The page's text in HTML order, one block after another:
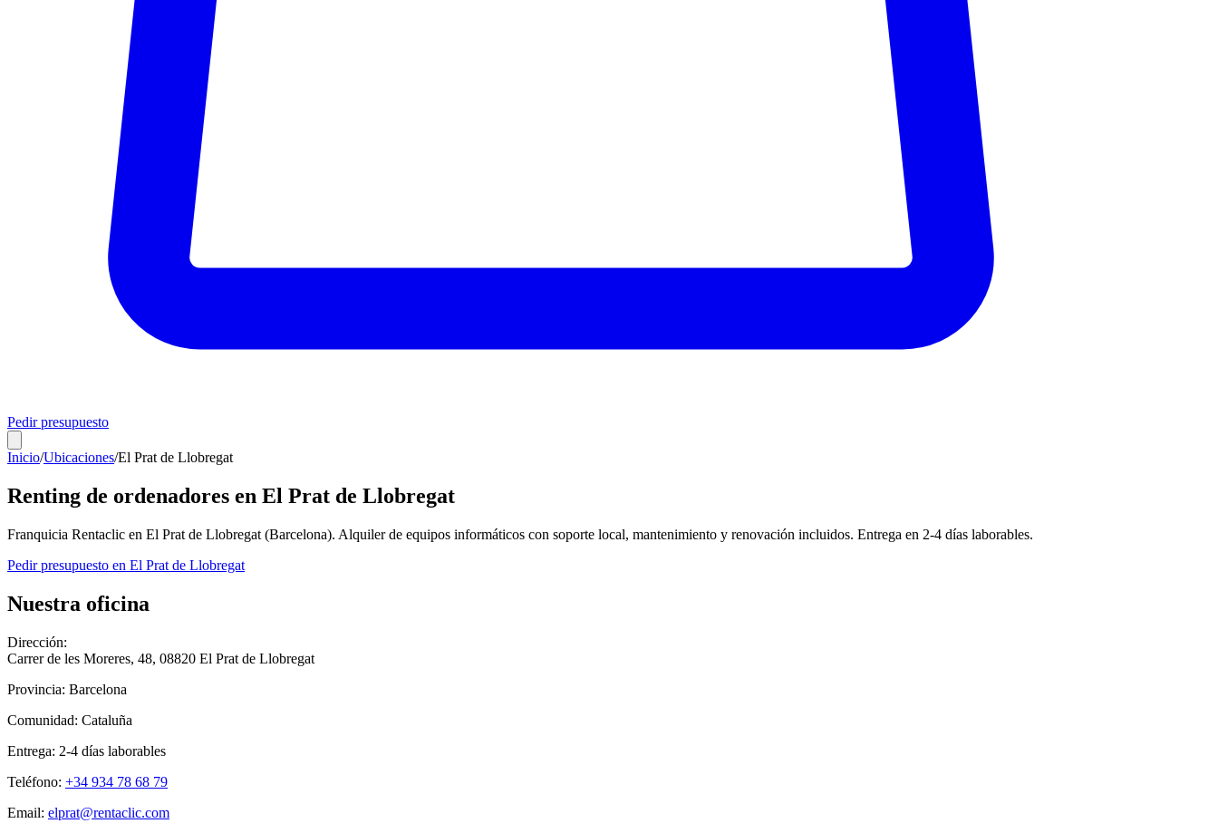
Pedir presupuesto
Inicio/Ubicaciones/El Prat de Llobregat
Renting de ordenadores en El Prat de Llobregat
Franquicia Rentaclic en El Prat de Llobregat (Barcelona). Alquiler de equipos informáticos con soporte local, mantenimiento y renovación incluidos. Entrega en 2-4 días laborables.
Pedir presupuesto en El Prat de Llobregat
Nuestra oficina
Dirección:
Carrer de les Moreres, 48, 08820 El Prat de Llobregat
Provincia: Barcelona
Comunidad: Cataluña
Entrega: 2-4 días laborables
Teléfono: +34 934 78 68 79
Email: elprat@rentaclic.com